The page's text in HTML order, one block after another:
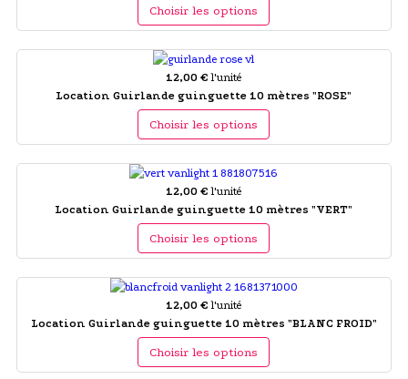
Choisir les options
12,00 € l'unité
Location Guirlande guinguette 10 mètres "ROSE"
Choisir les options
12,00 € l'unité
Location Guirlande guinguette 10 mètres "VERT"
Choisir les options
12,00 € l'unité
Location Guirlande guinguette 10 mètres "BLANC FROID"
Choisir les options